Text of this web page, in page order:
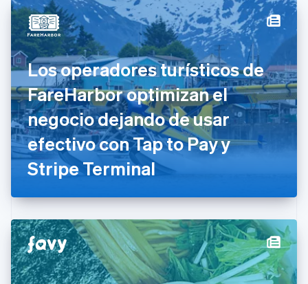
Los operadores turísticos de
FareHarbor optimizan el
negocio dejando de usar
efectivo con Tap to Pay y
Stripe Terminal
简体中文 English
Chipre
English
Croacia
EnglishItaliano
Dinamarca
English
Emiratos Árabes Unidos
English
Eslovaquia
English
Eslovenia
España
Estados Unidos
English Español简体中文
Estonia
English
Finlandia